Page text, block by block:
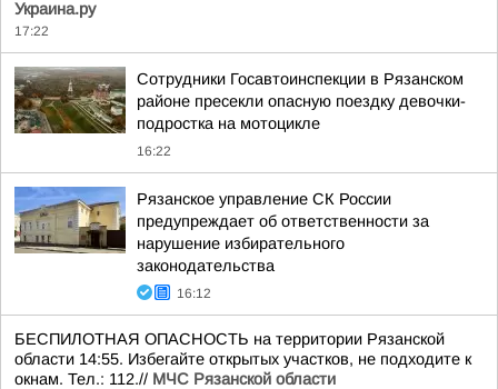
Украина.ру
17:22
Сотрудники Госавтоинспекции в Рязанском
районе пресекли опасную поездку девочки-
подростка на мотоцикле
16:22
Рязанское управление СК России
предупреждает об ответственности за
нарушение избирательного
законодательства
16:12
БЕСПИЛОТНАЯ ОПАСНОСТЬ на территории Рязанской
области 14:55. Избегайте открытых участков, не подходите к
окнам. Тел.: 112.// МЧС Рязанской области